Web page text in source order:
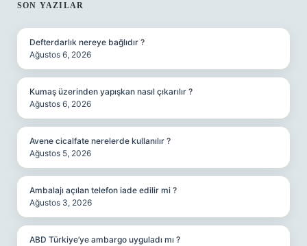
SIDEBAR
SON YAZILAR
Defterdarlık nereye bağlıdır ?
Ağustos 6, 2026
Kumaş üzerinden yapışkan nasıl çıkarılır ?
Ağustos 6, 2026
Avene cicalfate nerelerde kullanılır ?
Ağustos 5, 2026
Ambalajı açılan telefon iade edilir mi ?
Ağustos 3, 2026
ABD Türkiye’ye ambargo uyguladı mı ?